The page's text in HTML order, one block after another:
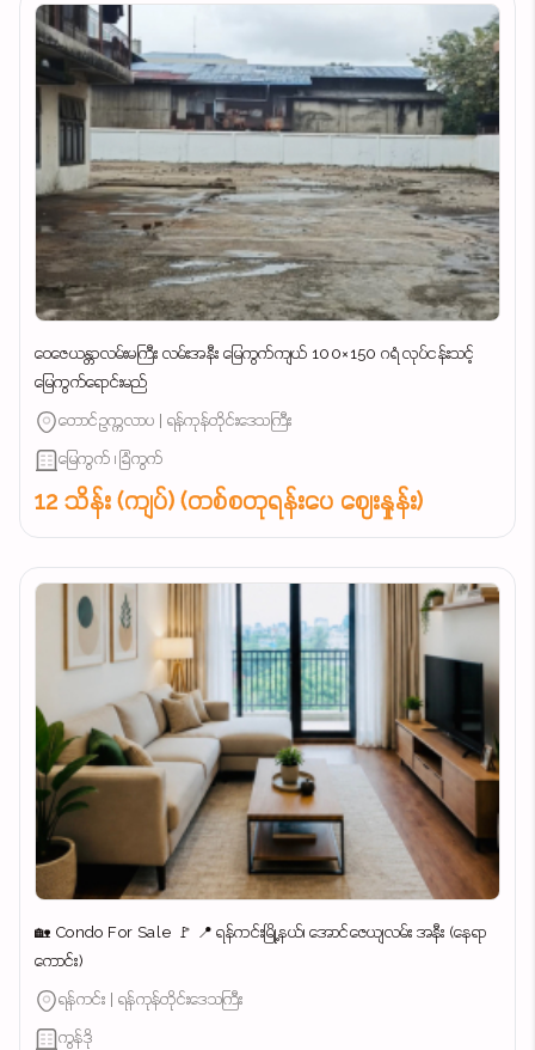
ဝေဇေယန္တာလမ်းမကြီး လမ်းအနီး မြေကွက်ကျယ် 100×150 ဂရံ လုပ်ငန်းသင့်
မြေကွက်ရောင်းမည်
တောင်ဥက္ကလာပ | ရန်ကုန်တိုင်းဒေသကြီး
မြေကွက် ၊ ခြံကွက်
12 သိန်း (ကျပ်) (တစ်စတုရန်းပေ ဈေးနှုန်း)
🏡 Condo For Sale 🚩 📍 ရန်ကင်းမြို့နယ်၊ အောင်ဇေယျလမ်း အနီး (နေရာ
ကောင်း)
ရန်ကင်း | ရန်ကုန်တိုင်းဒေသကြီး
ကွန်ဒို